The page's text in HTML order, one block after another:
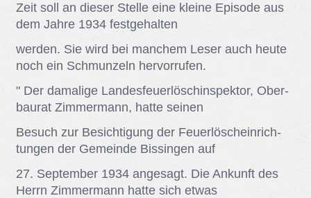
Zeit soll an die­ser Stel­le eine klei­ne Epi­so­de aus
dem Jah­re 1934 fest­ge­hal­ten
wer­den. Sie wird bei man­chem Le­ser auch heu­te
noch ein Schmun­zeln her­vor­ru­fen.
" Der da­ma­li­ge Lan­des­feu­er­lö­sch­in­spek­tor, Ober­
bau­rat Zim­mer­mann, hat­te sei­nen
Be­such zur Be­sich­ti­gung der Feu­er­lösch­ein­rich­
tun­gen der Ge­mein­de Bis­sin­gen auf
27. Sep­tem­ber 1934 an­ge­sagt. Die An­kunft des
Herrn Zim­mer­mann hat­te sich et­was